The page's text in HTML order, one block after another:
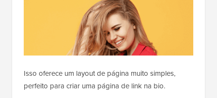
Isso oferece um layout de página muito simples,
perfeito para criar uma página de link na bio.